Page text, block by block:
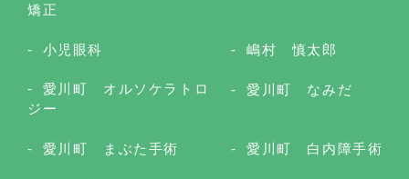
矯正
小児眼科 嶋村 慎太郎
愛川町 オルソケラトロ
ジー
愛川町 なみだ
愛川町 まぶた手術 愛川町 白内障手術